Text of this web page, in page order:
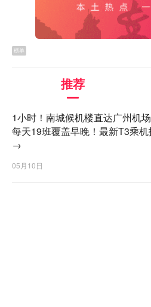
榜单
推荐
1小时！南城候机楼直达广州机场
每天19班覆盖早晚！最新T3乘机
→
05月10日